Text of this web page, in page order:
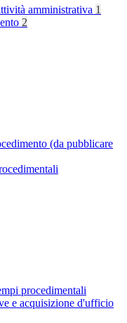
amministrativa 1
2
(da pubblicare
procedimentali
e acquisizione d'ufficio